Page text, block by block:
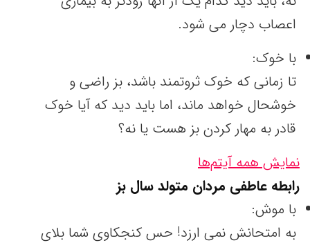
اعصاب دچار می شود.
با خوک:
تا زمانی که خوک ثروتمند باشد، بز راضی و
خوشحال خواهد ماند، اما باید دید که آیا خوک
قادر به مهار کردن بز هست یا نه؟
نمایش همه آیتم‌ها
رابطه عاطفی مردان متولد سال بز
با موش:
به امتحانش نمی ارزد! حس کنجکاوی شما بلای